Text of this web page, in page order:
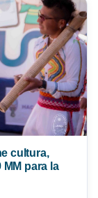
cultura,
para la